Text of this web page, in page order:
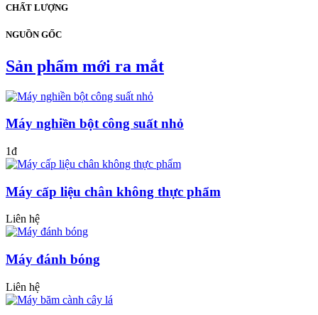
CHẤT LƯỢNG
NGUỒN GỐC
Sản phẩm mới ra mắt
Máy nghiền bột công suất nhỏ
1đ
Máy cấp liệu chân không thực phẩm
Liên hệ
Máy đánh bóng
Liên hệ